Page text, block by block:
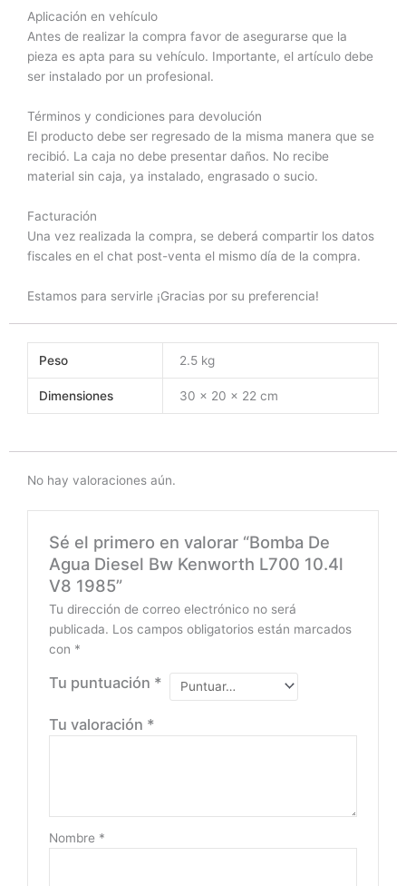
Aplicación en vehículo
Antes de realizar la compra favor de asegurarse que la
pieza es apta para su vehículo. Importante, el artículo debe
ser instalado por un profesional.
Términos y condiciones para devolución
El producto debe ser regresado de la misma manera que se
recibió. La caja no debe presentar daños. No recibe
material sin caja, ya instalado, engrasado o sucio.
Facturación
Una vez realizada la compra, se deberá compartir los datos
fiscales en el chat post-venta el mismo día de la compra.
Estamos para servirle ¡Gracias por su preferencia!
Peso 2.5 kg
Dimensiones 30 × 20 × 22 cm
No hay valoraciones aún.
Sé el primero en valorar “Bomba De
Agua Diesel Bw Kenworth L700 10.4l
V8 1985”
Tu dirección de correo electrónico no será
publicada. Los campos obligatorios están marcados
con *
Tu puntuación *
Tu valoración *
Nombre *